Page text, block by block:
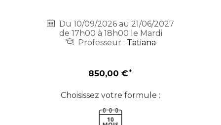
Du 10/09/2026 au 21/06/2027
de 17h00 à 18h00 le Mardi
Professeur : Tatiana
850,00 €
Choisissez votre formule :